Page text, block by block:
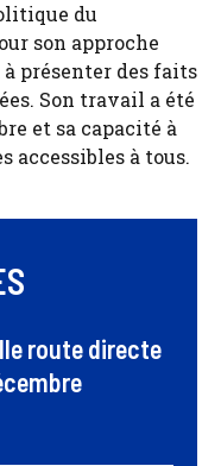
du
son approche
présenter des faits
Son travail a été
et sa capacité à
accessibles à tous.
route directe